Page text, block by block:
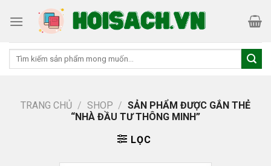
Tìm
TRANG CHỦ / SHOP / SẢN PHẨM ĐƯỢC GẮN THẺ
“NHÀ ĐẦU TƯ THÔNG MINH”
LỌC